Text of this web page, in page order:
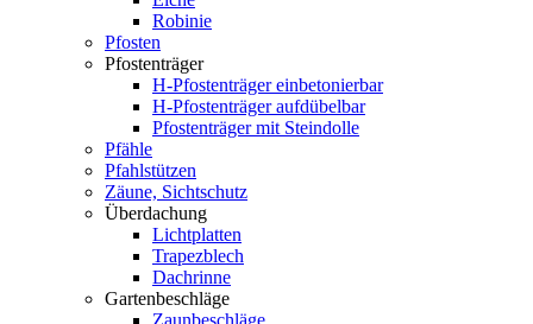
Robinie
Pfosten
Pfostenträger
H-Pfostenträger einbetonierbar
H-Pfostenträger aufdübelbar
Pfostenträger mit Steindolle
Pfähle
Pfahlstützen
Zäune, Sichtschutz
Überdachung
Lichtplatten
Trapezblech
Dachrinne
Gartenbeschläge
Zaunbeschläge